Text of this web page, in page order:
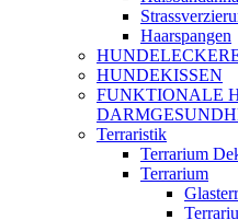
Haarspangen
HUNDEKISSEN
FUNKTIONALE
Terraristik
Terrarium
Terrarium